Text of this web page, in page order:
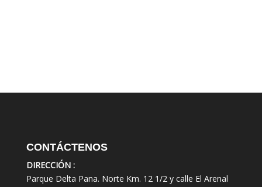
CONTÁCTENOS
DIRECCIÓN :
Parque Delta Pana. Norte Km. 12 1/2 y calle El Arenal